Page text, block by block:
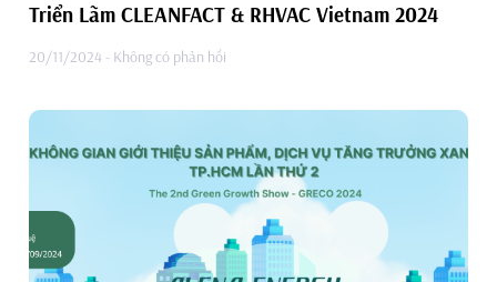
Triển Lãm CLEANFACT & RHVAC Vietnam 2024
20/11/2024 Không có phản hồi